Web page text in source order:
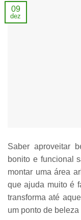
09
dez
Saber aproveitar
bonito e funcional
montar uma área
que ajuda muito é
transforma até
um ponto de